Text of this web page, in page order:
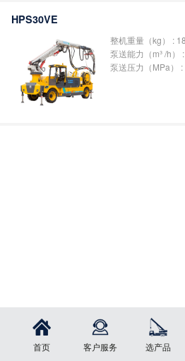
首页 客户服务 选产品
HPS30VE
整机重量（kg） :
泵送能力（m³ /h）
泵送压力（MPa） :